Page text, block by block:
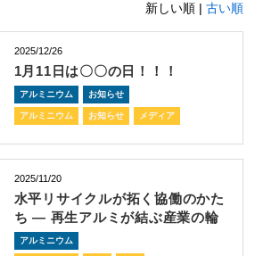
新しい順 | 古い順
2025/12/26
1月11日は〇〇の日！！！
アルミニウム お知らせ
アルミニウム お知らせ メディア
2025/11/20
水平リサイクルが拓く協働のかた
ち ― 再生アルミが結ぶ産業の輪
アルミニウム